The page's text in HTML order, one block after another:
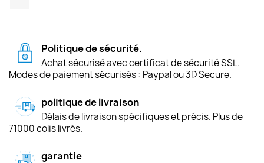
Politique de sécurité.
Achat sécurisé avec certificat de sécurité SSL.
Modes de paiement sécurisés : Paypal ou 3D Secure.
politique de livraison
Délais de livraison spécifiques et précis. Plus de
71000 colis livrés.
garantie